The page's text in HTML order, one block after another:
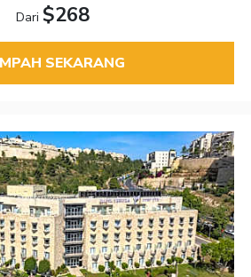
Dari $268
SEKARANG